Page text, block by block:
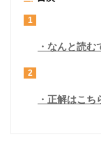
1
なんと読む
2
正解はこち